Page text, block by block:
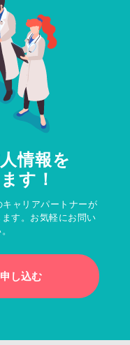
情報を
す！
ャリアパートナーが
す。お気軽にお問い
し込む